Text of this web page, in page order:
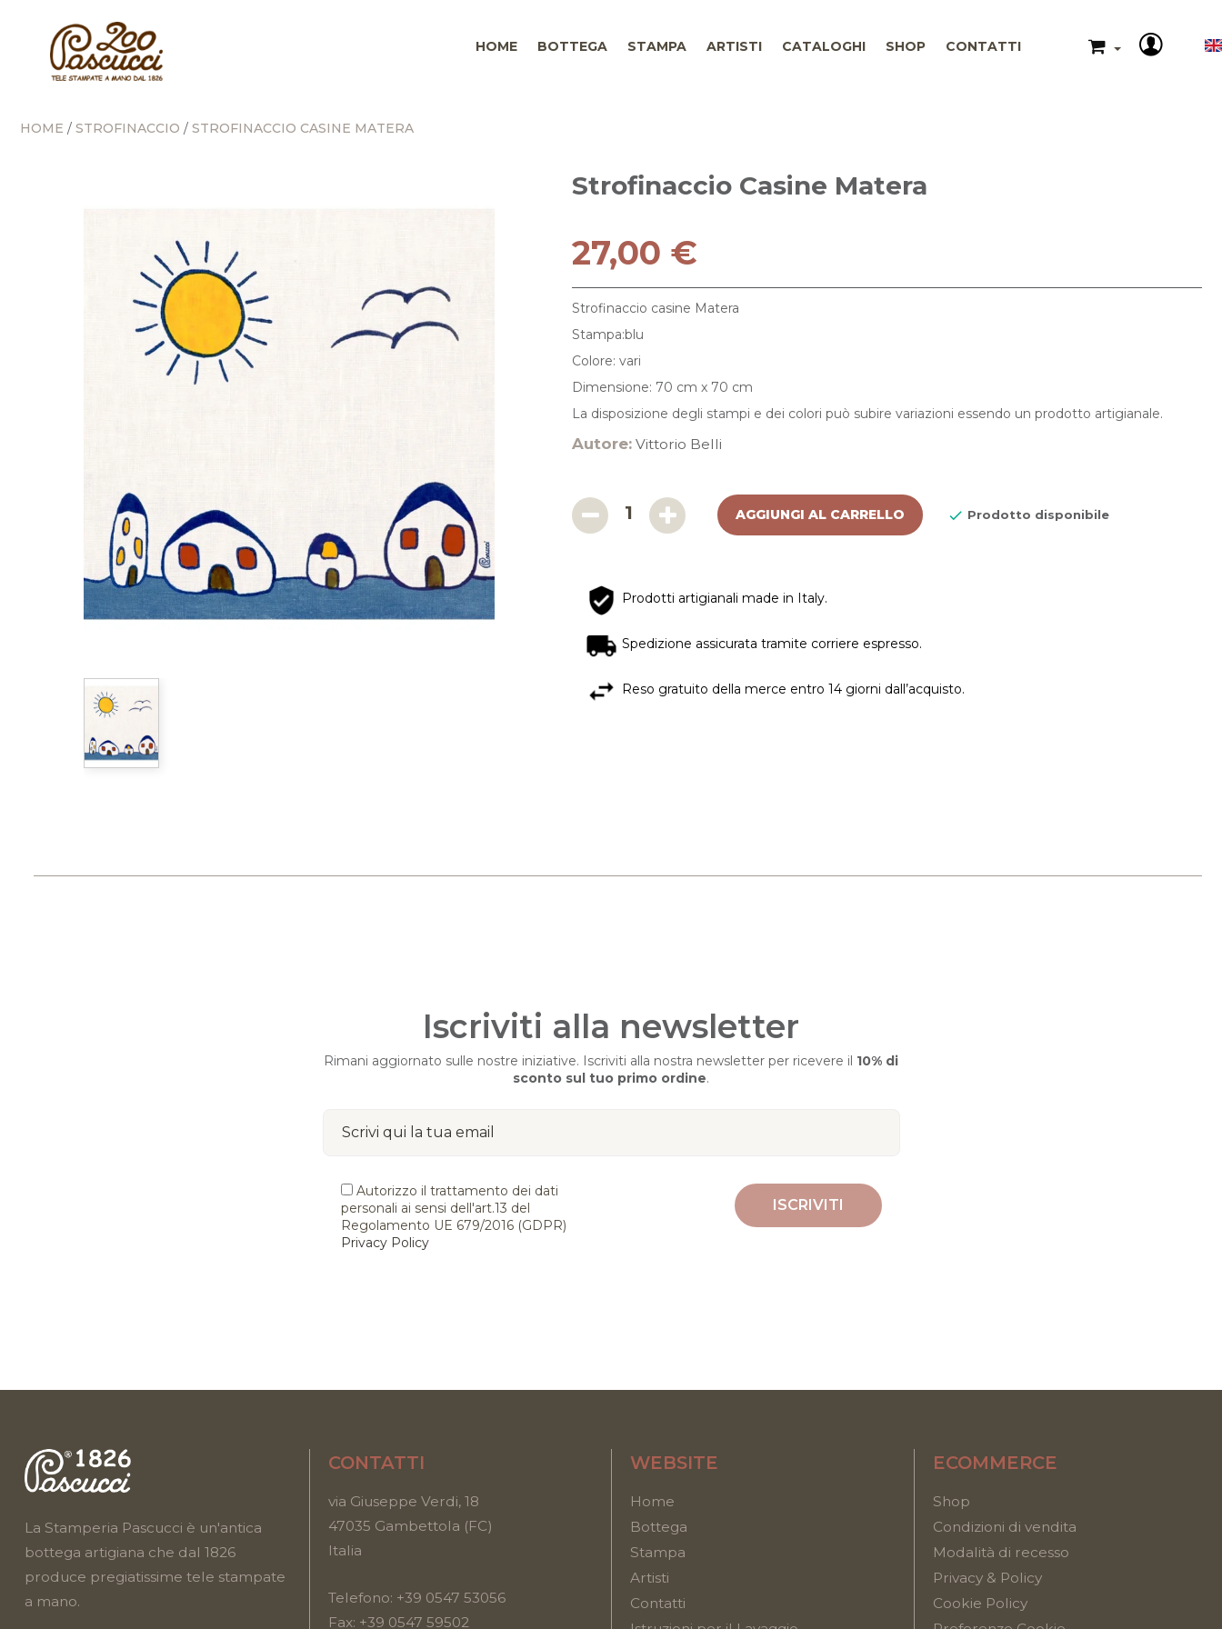
HOME BOTTEGA STAMPA ARTISTI CATALOGHI SHOP CONTATTI
HOME STROFINACCIO STROFINACCIO CASINE MATERA
Strofinaccio Casine Matera
27,00 €
Strofinaccio casine Matera
Stampa:blu
Colore: vari
Dimensione: 70 cm x 70 cm
La disposizione degli stampi e dei colori può subire variazioni essendo un prodotto artigianale.
Autore: Vittorio Belli
AGGIUNGI AL CARRELLO  Prodotto disponibile
Prodotti artigianali made in Italy.
Spedizione assicurata tramite corriere espresso.
Reso gratuito della merce entro 14 giorni dall’acquisto.
Iscriviti alla newsletter
Rimani aggiornato sulle nostre iniziative. Iscriviti alla nostra newsletter per ricevere il 10% di
sconto sul tuo primo ordine.
Autorizzo il trattamento dei dati
personali ai sensi dell'art.13 del
Regolamento UE 679/2016 (GDPR)
Privacy Policy
La Stamperia Pascucci è un'antica
bottega artigiana che dal 1826
produce pregiatissime tele stampate
a mano.
CONTATTI
via Giuseppe Verdi, 18
47035 Gambettola (FC)
Italia
Telefono: +39 0547 53056
Fax: +39 0547 59502
WEBSITE
Home
Bottega
Stampa
Artisti
Contatti
ECOMMERCE
Shop
Condizioni di vendita
Modalità di recesso
Privacy & Policy
Cookie Policy